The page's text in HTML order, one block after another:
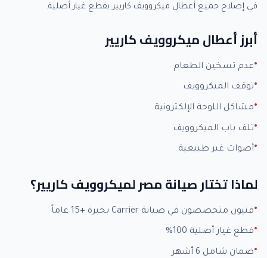
في إصلاح جميع أعطال ميكروويف كاريير بقطع غيار أصلية.
أبرز أعطال ميكروويف كاريير
عدم تسخين الطعام
توقف الميكروويف
مشاكل اللوحة الإلكترونية
تلف باب الميكروويف
أصوات غير طبيعية
لماذا تختار صيانة مصر لميكروويف كاريير؟
فنيون متخصصون في صيانة Carrier بخبرة +15 عاماً
قطع غيار أصلية 100%
ضمان شامل 6 أشهر